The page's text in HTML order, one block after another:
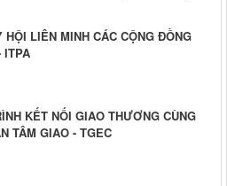
LIÊN MINH CÁC CỘNG ĐỒNG
ITPA
KẾT NỐI GIAO THƯƠNG CÙNG
TÂM GIAO - TGEC